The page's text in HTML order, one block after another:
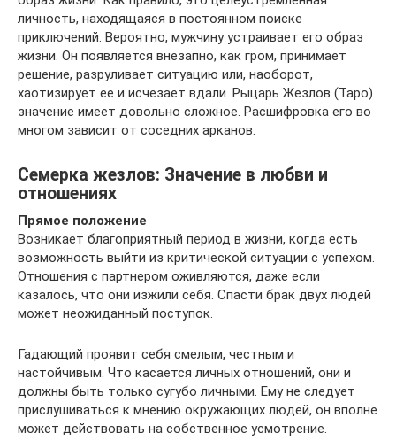
личность, находящаяся в постоянном поиске
приключений. Вероятно, мужчину устраивает его образ
жизни. Он появляется внезапно, как гром, принимает
решение, разруливает ситуацию или, наоборот,
хаотизирует ее и исчезает вдали. Рыцарь Жезлов (Таро)
значение имеет довольно сложное. Расшифровка его во
многом зависит от соседних арканов.
Семерка жезлов: Значение в любви и
отношениях
Прямое положение
Возникает благоприятный период в жизни, когда есть
возможность выйти из критической ситуации с успехом.
Отношения с партнером оживляются, даже если
казалось, что они изжили себя. Спасти брак двух людей
может неожиданный поступок.
Гадающий проявит себя смелым, честным и
настойчивым. Что касается личных отношений, они и
должны быть только сугубо личными. Ему не следует
прислушиваться к мнению окружающих людей, он вполне
может действовать на собственное усмотрение.